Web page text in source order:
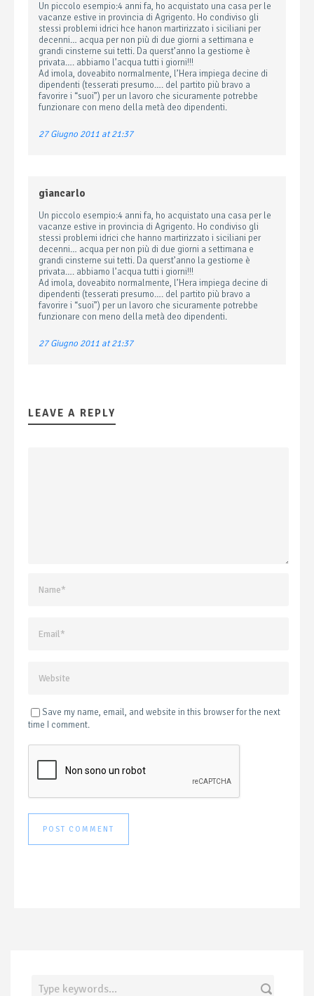
Un piccolo esempio:4 anni fa, ho acquistato una casa per le
vacanze estive in provincia di Agrigento. Ho condiviso gli
stessi problemi idrici hce hanon martirizzato i siciliani per
decenni… acqua per non più di due giorni a settimana e
grandi cinsterne sui tetti. Da querst’anno la gestiome è
privata…. abbiamo l’acqua tutti i giorni!!!
Ad imola, doveabito normalmente, l’Hera impiega decine di
dipendenti (tesserati presumo…. del partito più bravo a
favorire i “suoi”) per un lavoro che sicuramente potrebbe
funzionare con meno della metà deo dipendenti.
27 Giugno 2011 at 21:37
giancarlo
Un piccolo esempio:4 anni fa, ho acquistato una casa per le
vacanze estive in provincia di Agrigento. Ho condiviso gli
stessi problemi idrici che hanno martirizzato i siciliani per
decenni… acqua per non più di due giorni a settimana e
grandi cinsterne sui tetti. Da querst’anno la gestiome è
privata…. abbiamo l’acqua tutti i giorni!!!
Ad imola, doveabito normalmente, l’Hera impiega decine di
dipendenti (tesserati presumo…. del partito più bravo a
favorire i “suoi”) per un lavoro che sicuramente potrebbe
funzionare con meno della metà deo dipendenti.
27 Giugno 2011 at 21:37
LEAVE A REPLY
Save my name, email, and website in this browser for the next
time I comment.